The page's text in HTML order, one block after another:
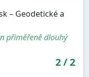
– Geodetické a
přiměřeně dlouhý
2/2